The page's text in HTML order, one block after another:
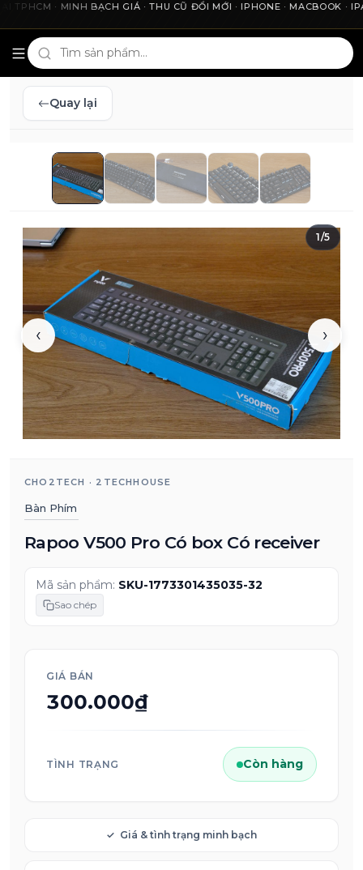
Cho2Tech và 2Techhouse — chợ công nghệ uy tín tại
· MINH BẠCH GIÁ · THU CŨ ĐỔI MỚI · IPHONE · MACBOOK ·
Quay lại
‹ ›
1/5
CHO2TECH · 2TECHHOUSE
Bàn Phím
Rapoo V500 Pro Có box Có receiver
Mã sản phẩm: SKU-1773301435035-32
Sao chép
GIÁ BÁN
300.000₫
TÌNH TRẠNG Còn hàng
✓ Giá & tình trạng minh bạch